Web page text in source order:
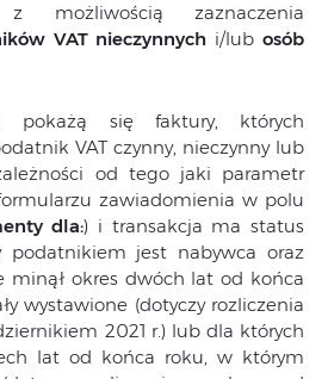
możliwością zaznaczenia
VAT nieczynnych i/lubosób
pokażą się faktury, których
VAT czynny, nieczynny lub
od tego jaki parametr
zawiadomienia w polu
dla:) i transakcja ma status
podatnikiem jest nabywca oraz
minął okres dwóch lat od końca
wystawione (dotyczy rozliczenia
2021 r.) lub dla których
lat od końca roku, w którym